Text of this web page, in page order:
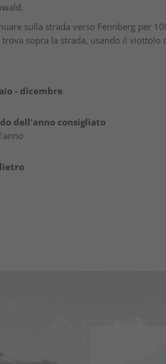
sulla strada verso Fennberg per
trova sopra la strada, usando il viottolo
- dicembre
dell'anno consigliato